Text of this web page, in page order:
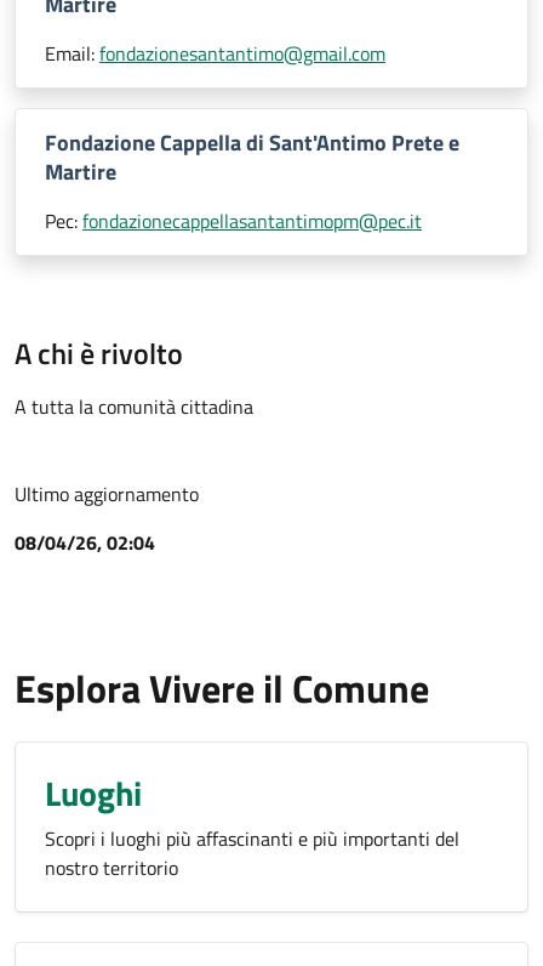
Email:fondazionesantantimo@gmail.com
Fondazione Cappella di Sant'Antimo Prete e
Martire
Pec:fondazionecappellasantantimopm@pec.it
A chi è rivolto
A tutta la comunità cittadina
Ultimo aggiornamento
08/04/26, 02:04
Esplora Vivere il Comune
Luoghi
Scopri i luoghi più affascinanti e più importanti del
nostro territorio